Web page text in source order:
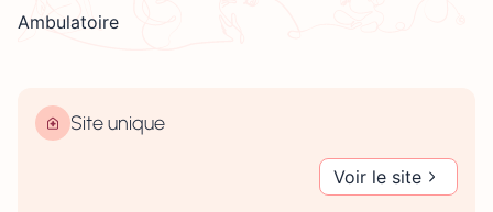
Ambulatoire
Site unique
Voir le site